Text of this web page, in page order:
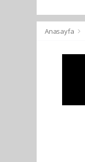
Anasayfa